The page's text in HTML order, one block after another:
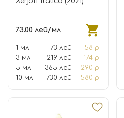
73.00 лей/мл
1 мл 73 лей
58 р.
3 мл
219 лей
174 р.
5 мл
365 лей
290 р.
10 мл
730 лей 580 р.